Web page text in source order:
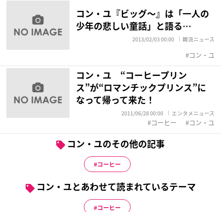
コン・ユ『ビッグ～』は「一人の
少年の悲しい童話」と語る…
2013/02/03 00:00 韓流ニュース
コン・ユ
コン・ユ “コーヒープリン
ス”が“ロマンチックプリンス”に
なって帰って来た！
2011/06/28 00:00 エンタメニュース
コーヒー コン・ユ
コン・ユのその他の記事
コーヒー
コン・ユとあわせて読まれているテーマ
コーヒー